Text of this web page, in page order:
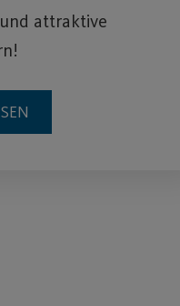
attraktive